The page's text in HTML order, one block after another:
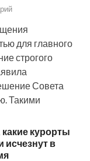
для главного
строгого
Совета
Такими
курорты
исчезнут в